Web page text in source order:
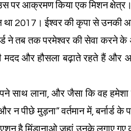
पर आक्रमण किया एक मिशन
था 2017। ईश्वर की कृपा से उनकी
ने तब तक परमेश्वर की सेवा करने
मदद और हौसला बढ़ाते रहते हैं और
साथ लाना, और जैसा कि वह हमेशा
पीछे मुड़ना” वर्तमान में, बर्नार्ड के
है मिंडानाओ जहां उनके लगाए